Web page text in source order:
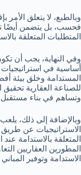
وبالطبع، لا يتعلق الأمر
فحسب، بل يتضمن أيضًا
المتطلبات المتعلقة
وفي النهاية، يجب أن
أساسية في استراتيجيات
المستدامة وخلق بيئة
للصناعة العقارية تحقيق
وتساهم في بناء مستقبل
وبالإضافة إلى ذلك،
الاستراتيجيات عن طريق
المتعلقة بالاستدامة
المطورين العقاريين
الاستدامة وتوفير